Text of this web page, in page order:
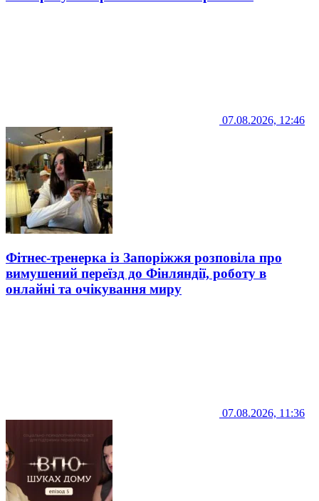
07.08.2026, 12:46
Фітнес-тренерка із Запоріжжя розповіла про
вимушений переїзд до Фінляндії, роботу в
онлайні та очікування миру
07.08.2026, 11:36